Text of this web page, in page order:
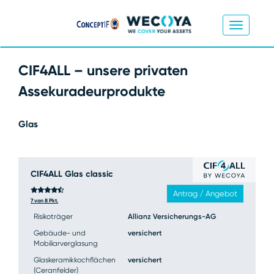
CIF4ALL – unsere privaten
Assekuradeurprodukte
Glas
Der POOL
Vergleichsrechner
Möglichkeit,
Maklertarife von
85 Versicherern zu
direkt
VERGLEICHSRECHNER
CIF4ALL Glas classic
7 von 8 Pkt.
Antrag / Angebot
Risikoträger
Allianz Versicherungs-AG
Gebäude- und
Mobiliarverglasung
versichert
Glaskeramikkochflächen
(Ceranfelder)
versichert